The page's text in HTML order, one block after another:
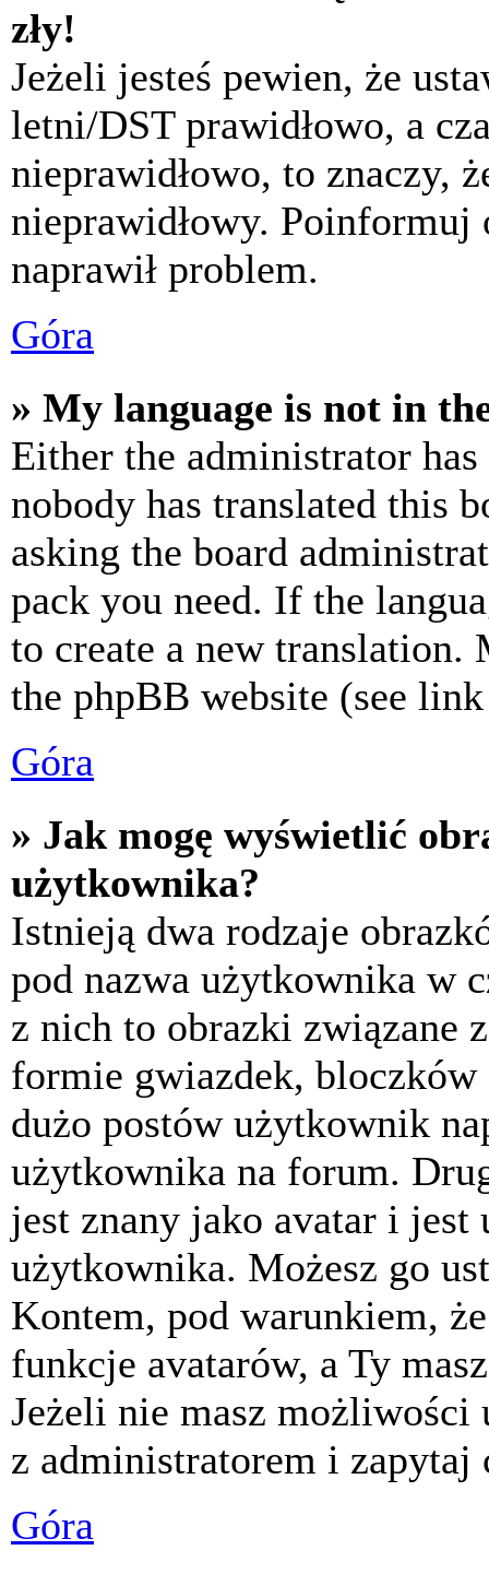
zły!
Jeżeli jesteś pewien, że
letni/DST prawidłowo, a
nieprawidłowo, to znaczy,
nieprawidłowy.
naprawił problem.
Góra
» My language is not in
Either the administrator
nobody has translated this
asking the board
pack you need. If the
to create a new
the phpBB website (see
Góra
» Jak mogę wyświetlić
użytkownika?
Istnieją dwa rodzaje
pod nazwa użytkownika w
z nich to obrazki związane
formie gwiazdek,
dużo postów użytkownik
użytkownika na forum.
jest znany jako avatar i jest
użytkownika. Możesz go
Kontem, pod warunkiem,
funkcje avatarów, a Ty
Jeżeli nie masz możliwości
z administratorem i zapytaj
Góra